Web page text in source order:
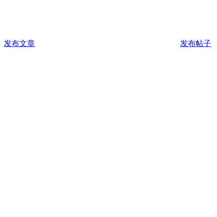
发布文章 发布帖子